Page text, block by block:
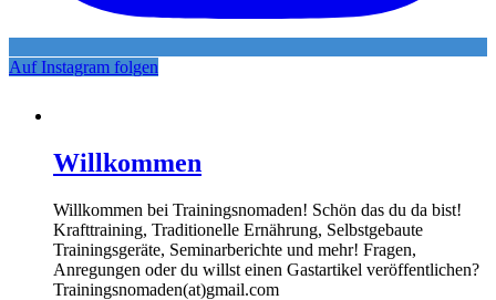
Auf Instagram folgen
Willkommen
Willkommen bei Trainingsnomaden! Schön das du da bist!
Krafttraining, Traditionelle Ernährung, Selbstgebaute
Trainingsgeräte, Seminarberichte und mehr! Fragen,
Anregungen oder du willst einen Gastartikel veröffentlichen?
Trainingsnomaden(at)gmail.com